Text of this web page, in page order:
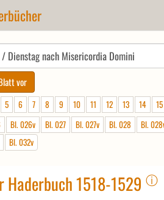
5 6 7 8 9 10 11 12 13 14
15
Bl. 026v Bl. 027 Bl. 027v Bl. 028
Bl.
Bl. 032v
Haderbuch 1518-1529 ⓘ